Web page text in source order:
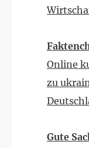
Online
zu
Gute